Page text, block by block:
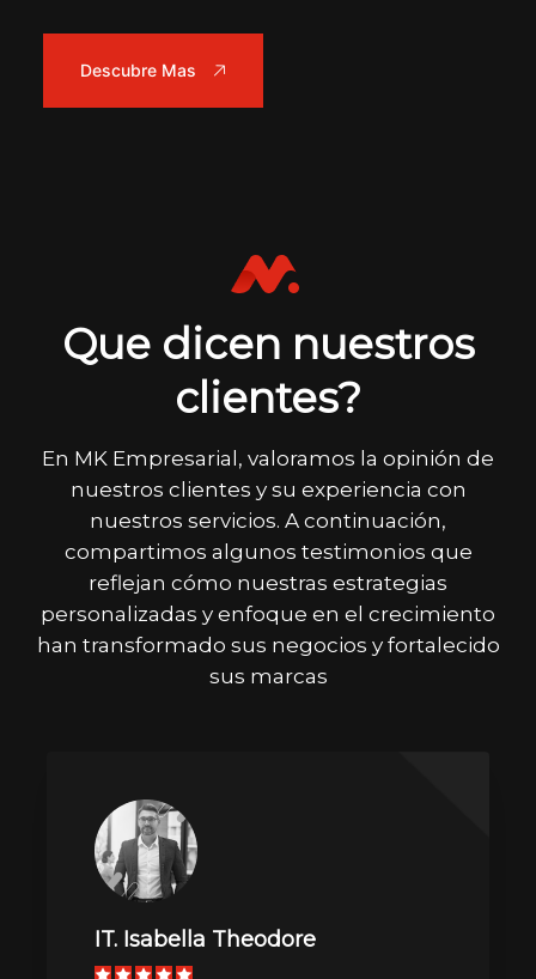
Descubre Mas
Que dicen nuestros
clientes?
En MK Empresarial, valoramos la opinión de
nuestros clientes y su experiencia con
nuestros servicios. A continuación,
compartimos algunos testimonios que
reflejan cómo nuestras estrategias
personalizadas y enfoque en el crecimiento
han transformado sus negocios y fortalecido
sus marcas
IT. Isabella Theodore